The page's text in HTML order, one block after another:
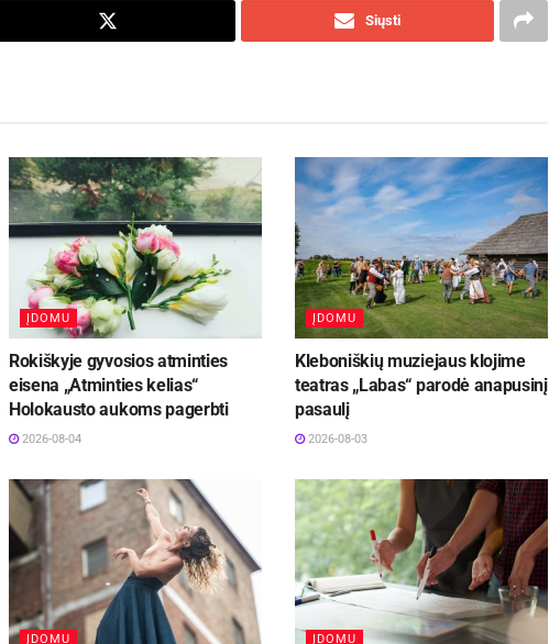
Siųsti
ĮDOMU
Rokiškyje gyvosios atminties
eisena „Atminties kelias“
Holokausto aukoms pagerbti
2026-08-04
ĮDOMU
Kleboniškių muziejaus klojime
teatras „Labas“ parodė anapusinį
pasaulį
2026-08-03
ĮDOMU ĮDOMU